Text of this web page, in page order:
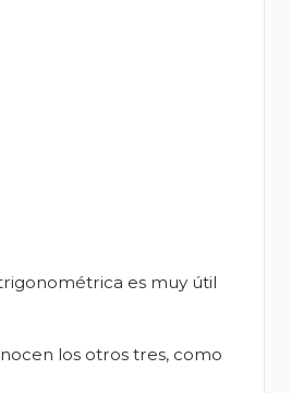
es muy útil
los otros tres, como